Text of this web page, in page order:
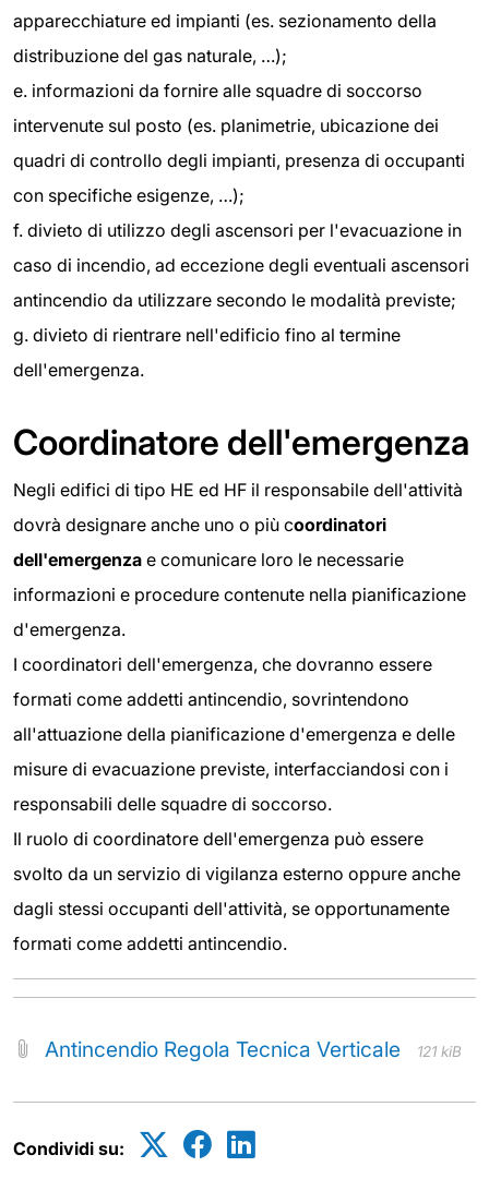
apparecchiature ed impianti (es. sezionamento della
distribuzione del gas naturale, …);
e. informazioni da fornire alle squadre di soccorso
intervenute sul posto (es. planimetrie, ubicazione dei
quadri di controllo degli impianti, presenza di occupanti
con specifiche esigenze, …);
f. divieto di utilizzo degli ascensori per l'evacuazione in
caso di incendio, ad eccezione degli eventuali ascensori
antincendio da utilizzare secondo le modalità previste;
g. divieto di rientrare nell'edificio fino al termine
dell'emergenza.
Coordinatore dell'emergenza
Negli edifici di tipo HE ed HF il responsabile dell'attività
dovrà designare anche uno o più coordinatori
dell'emergenza e comunicare loro le necessarie
informazioni e procedure contenute nella pianificazione
d'emergenza.
I coordinatori dell'emergenza, che dovranno essere
formati come addetti antincendio, sovrintendono
all'attuazione della pianificazione d'emergenza e delle
misure di evacuazione previste, interfacciandosi con i
responsabili delle squadre di soccorso.
Il ruolo di coordinatore dell'emergenza può essere
svolto da un servizio di vigilanza esterno oppure anche
dagli stessi occupanti dell'attività, se opportunamente
formati come addetti antincendio.
Antincendio Regola Tecnica Verticale 121 kiB
Condividi su: